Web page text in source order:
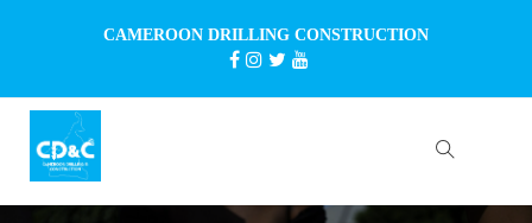
CAMEROON DRILLING CONSTRUCTION